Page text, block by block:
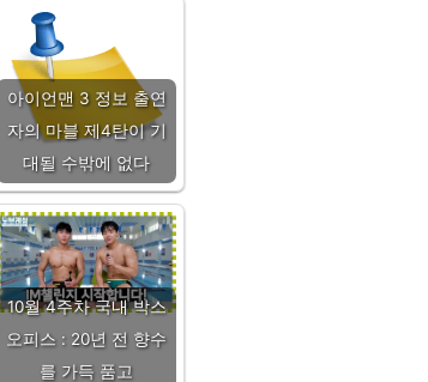
아이언맨 3 정보 출연
자의 마블 제4탄이 기
대될 수밖에 없다
10월 4주차 국내 박스
오피스 : 20년 전 향수
를 가득 품고